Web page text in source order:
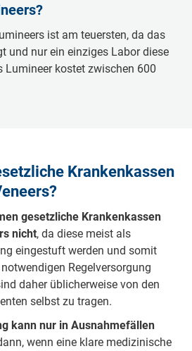
ist am teu­ers­ten, da das
und nur ein ein­zi­ges La­bor die­se
Lu­mi­neer kos­tet zwi­schen 600
Krankenkassen
gesetzliche Krankenkassen
nicht, da diese meist als
eingestuft werden und somit
Regelversorgung
daher üblicherweise von den
selbst zu tragen.
kann nur in Ausnahmefällen
wenn eine klare medizinische